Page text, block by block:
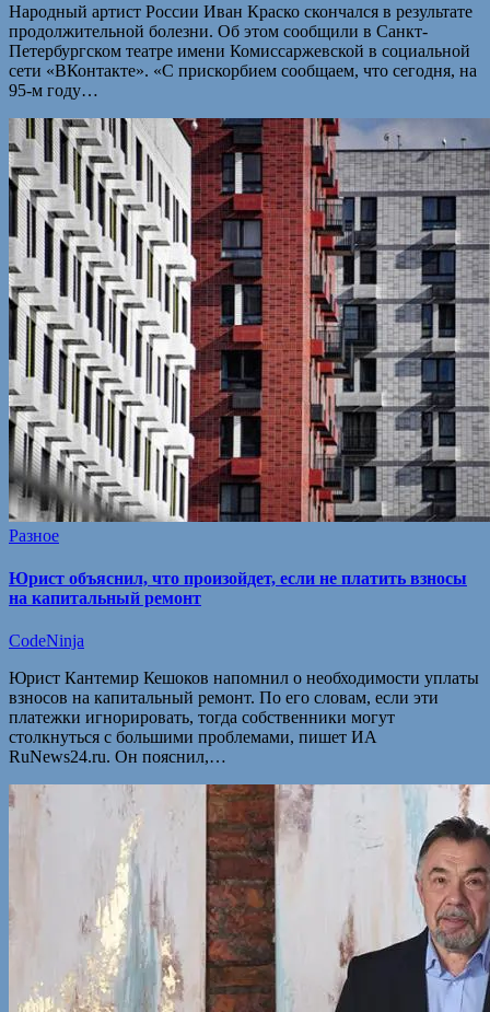
Народный артист России Иван Краско скончался в результате
продолжительной болезни. Об этом сообщили в Санкт-
Петербургском театре имени Комиссаржевской в социальной
сети «ВКонтакте». «С прискорбием сообщаем, что сегодня, на
95-м году…
Разное
Юрист объяснил, что произойдет, если не платить взносы
на капитальный ремонт
CodeNinja
Юрист Кантемир Кешоков напомнил о необходимости уплаты
взносов на капитальный ремонт. По его словам, если эти
платежки игнорировать, тогда собственники могут
столкнуться с большими проблемами, пишет ИА
RuNews24.ru. Он пояснил,…